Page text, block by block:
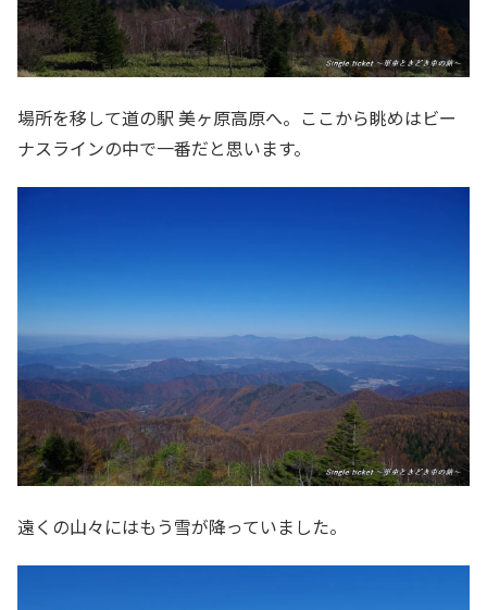
場所を移して道の駅 美ヶ原高原へ。ここから眺めはビー
ナスラインの中で一番だと思います。
遠くの山々にはもう雪が降っていました。